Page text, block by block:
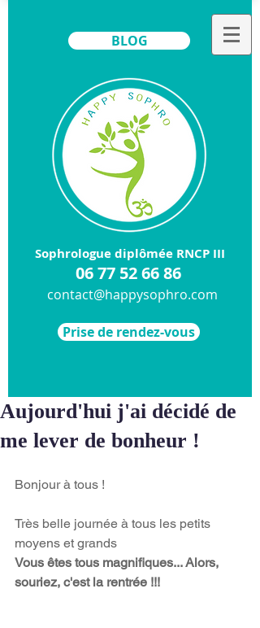
BLOG
Sophrologue diplômée RNCP III
​0677 52 66 86
contact@happysophro.com
Prise de rendez-vous
Aujourd'hui j'ai décidé de
me lever de bonheur !
Bonjour à tous !
Très belle journée à tous les petits
moyens et grands
Vous êtes tous magnifiques... Alors,
souriez, c'est la rentrée !!!